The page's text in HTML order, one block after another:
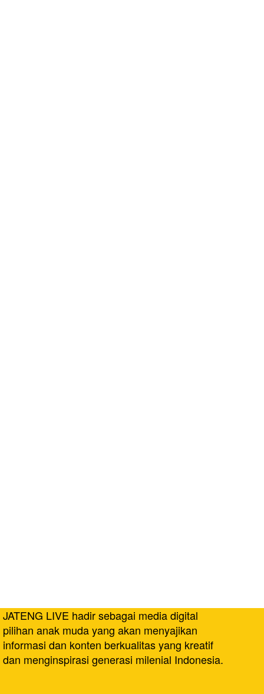
JATENG LIVE hadir sebagai media digital
pilihan anak muda yang akan menyajikan
informasi dan konten berkualitas yang kreatif
dan menginspirasi generasi milenial Indonesia.